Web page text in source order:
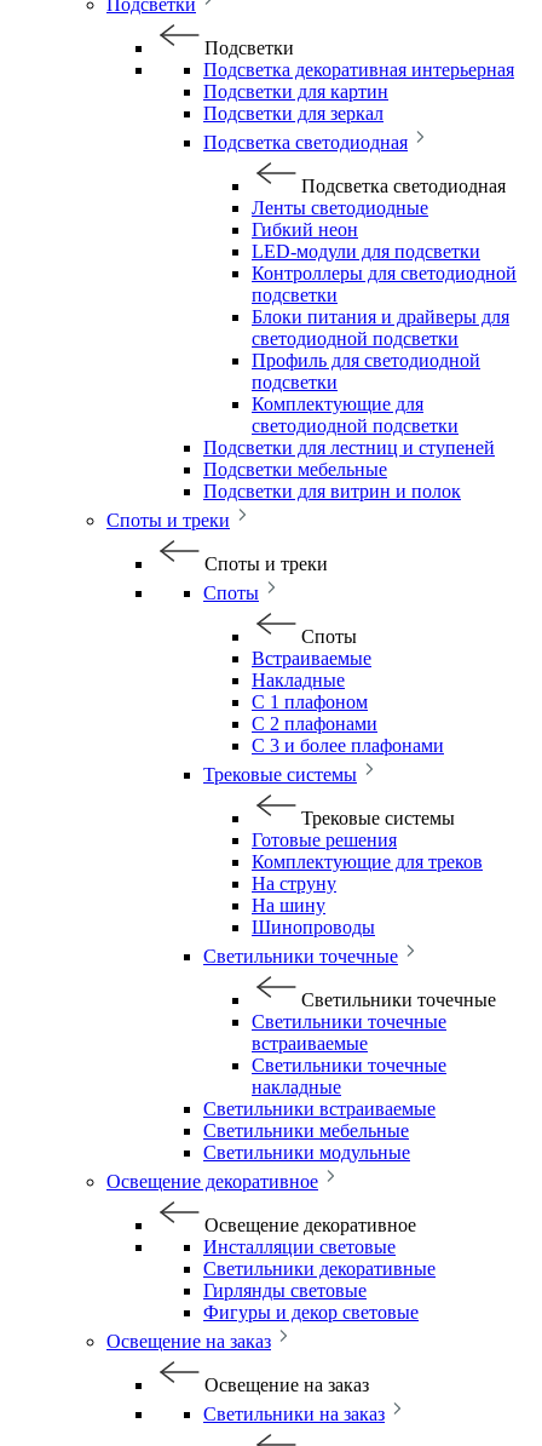
Подсветки
Подсветки
Подсветка декоративная интерьерная
Подсветки для картин
Подсветки для зеркал
Подсветка светодиодная
Подсветка светодиодная
Ленты светодиодные
Гибкий неон
LED-модули для подсветки
Контроллеры для светодиодной
подсветки
Блоки питания и драйверы для
светодиодной подсветки
Профиль для светодиодной
подсветки
Комплектующие для
светодиодной подсветки
Подсветки для лестниц и ступеней
Подсветки мебельные
Подсветки для витрин и полок
Споты и треки
Споты и треки
Споты
Споты
Встраиваемые
Накладные
С 1 плафоном
С 2 плафонами
С 3 и более плафонами
Трековые системы
Трековые системы
Готовые решения
Комплектующие для треков
На струну
На шину
Шинопроводы
Светильники точечные
Светильники точечные
Светильники точечные
встраиваемые
Светильники точечные
накладные
Светильники встраиваемые
Светильники мебельные
Светильники модульные
Освещение декоративное
Освещение декоративное
Инсталляции световые
Светильники декоративные
Гирлянды световые
Фигуры и декор световые
Освещение на заказ
Освещение на заказ
Светильники на заказ